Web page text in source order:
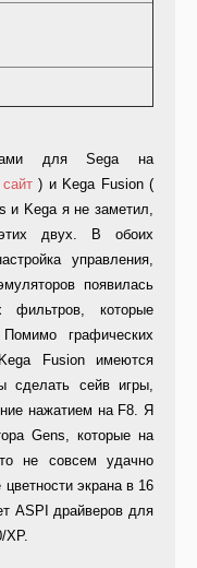
для Sega на
сайт) и Kega Fusion (
и Kega я не заметил,
двух. В обоих
управления,
появилась
фильтров, которые
графических
Fusion имеются
сделать сейв игры,
нажатием на F8. Я
Gens, которые на
не совсем удачно
экрана в 16
ASPI драйверов для
XP.